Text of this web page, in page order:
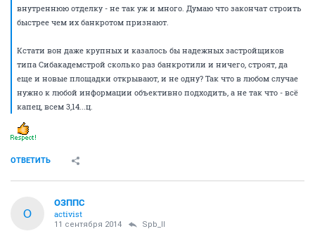
внутреннюю отделку - не так уж и много. Думаю что закончат строить
быстрее чем их банкротом признают.
Кстати вон даже крупных и казалось бы надежных застройщиков
типа Сибакадемстрой сколько раз банкротили и ничего, строят, да
еще и новые площадки открывают, и не одну? Так что в любом случае
нужно к любой информации объективно подходить, а не так что - всё
капец, всем 3,14...ц.
ОТВЕТИТЬ
О
ОЗППС
activist
11 сентября 2014 Spb_ll